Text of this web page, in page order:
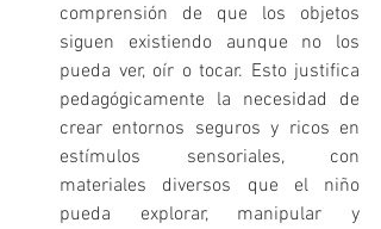
comprensión de que los objetos
siguen existiendo aunque no los
pueda ver, oír o tocar. Esto justifica
pedagógicamente la necesidad de
crear entornos seguros y ricos en
estímulos sensoriales, con
materiales diversos que el niño
pueda explorar, manipular y